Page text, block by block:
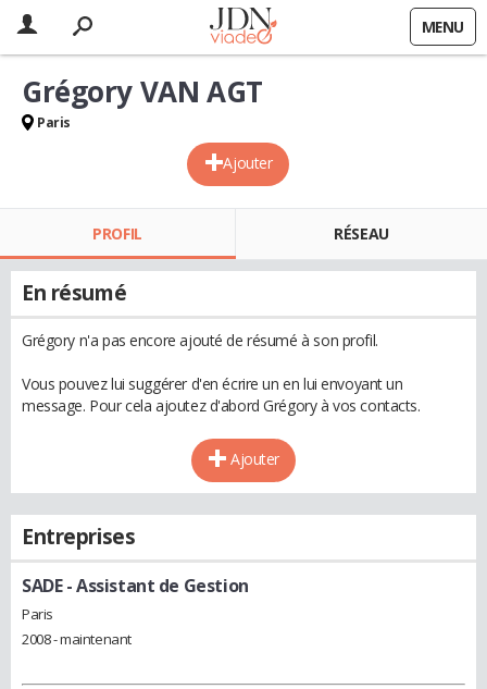
MENU
Ajouter
Grégory VAN AGT
Paris
PROFIL RÉSEAU
En résumé
Grégory n'a pas encore ajouté de résumé à son profil.
Vous pouvez lui suggérer d'en écrire un en lui envoyant un
message. Pour cela ajoutez d'abord Grégory à vos contacts.
Ajouter
Entreprises
SADE- Assistant de Gestion
Paris
2008 - maintenant